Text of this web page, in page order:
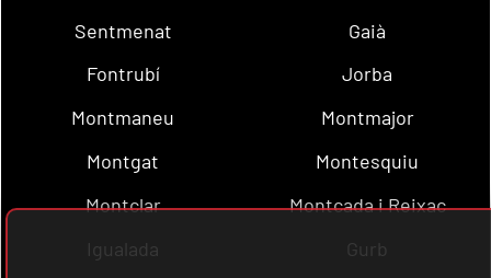
Sentmenat
Gaià
Fontrubí
Jorba
Montmaneu
Montmajor
Montgat
Montesquiu
Montclar
Montcada i Reixac
Igualada
Gurb